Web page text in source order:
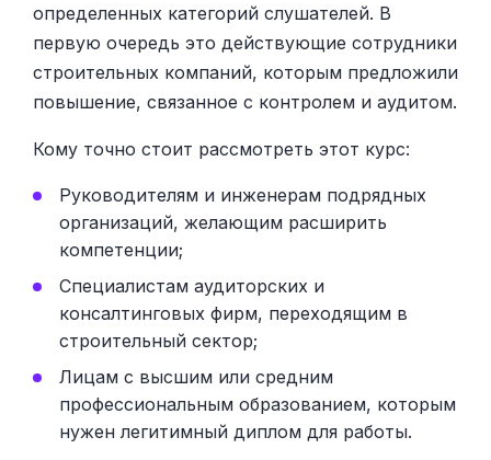
определенных категорий слушателей. В
первую очередь это действующие сотрудники
строительных компаний, которым предложили
повышение, связанное с контролем и аудитом.
Кому точно стоит рассмотреть этот курс:
Руководителям и инженерам подрядных
организаций, желающим расширить
компетенции;
Специалистам аудиторских и
консалтинговых фирм, переходящим в
строительный сектор;
Лицам с высшим или средним
профессиональным образованием, которым
нужен легитимный диплом для работы.